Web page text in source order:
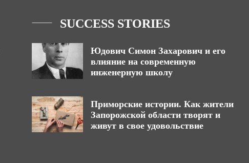
SUCCESS STORIES
Юдович Симон Захарович и его
влияние на современную
инженерную школу
Приморские истории. Как жители
Запорожской области творят и
живут в свое удовольствие